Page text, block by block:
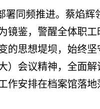
署同频推进。蔡焰辉
镜鉴，警醒全体职
的思想堤坝，始终
）会议精神，全面
作安排在档案馆落